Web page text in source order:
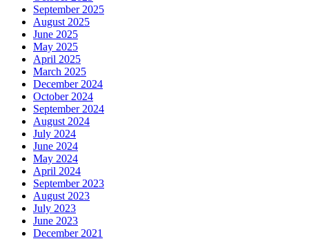
September 2025
August 2025
June 2025
May 2025
April 2025
March 2025
December 2024
October 2024
September 2024
August 2024
July 2024
June 2024
May 2024
April 2024
September 2023
August 2023
July 2023
June 2023
December 2021